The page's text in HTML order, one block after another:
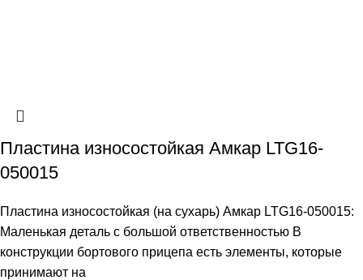
Пластина износостойкая Амкар LTG16-
050015
Пластина износостойкая (на сухарь) Амкар LTG16-050015:
Маленькая деталь с большой ответственностью В
конструкции бортового прицепа есть элементы, которые
принимают на